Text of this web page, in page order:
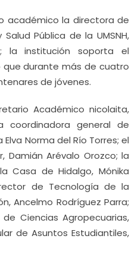
académico la directora de
Pública de la UMSNH,
la institución soporta el
que durante más de cuatro
de jóvenes.
Académico nicolaita,
coordinadora general de
Norma del Río Torres; el
Damián Arévalo Orozco; la
Casa de Hidalgo, Mónika
de Tecnología de la
Ancelmo Rodríguez Parra;
Ciencias Agropecuarias,
de Asuntos Estudiantiles,